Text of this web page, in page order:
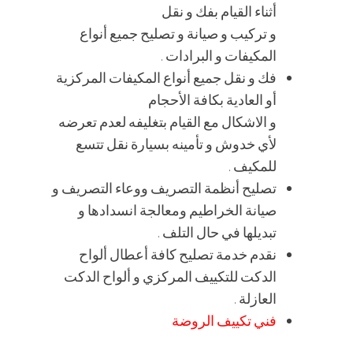
أثناء القيام بفك و نقل
و تركيب و صيانة و تصليح جميع أنواع
المكيفات و البرادات .
فك و نقل جميع أنواع المكيفات المركزية
أو العادية بكافة الأحجام
و الاشكال مع القيام بتغليفه لعدم تعرضه
لأي خدوش و تأمينه بسيارة نقل تتسع
للمكيف .
تصليح أنظمة التصريف ووعاء التصريف و
صيانة الخراطيم ومعالجة انسدادها و
تبديلها في حال التلف .
نقدم خدمة تصليح كافة أعطال ألواح
الدكت للتكييف المركزي و ألواح الدكت
العازلة .
فني تكييف الروضة